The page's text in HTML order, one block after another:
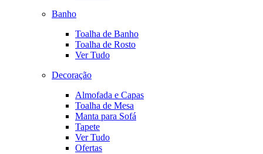
Banho
Toalha de Banho
Toalha de Rosto
Ver Tudo
Decoração
Almofada e Capas
Toalha de Mesa
Manta para Sofá
Tapete
Ver Tudo
Ofertas